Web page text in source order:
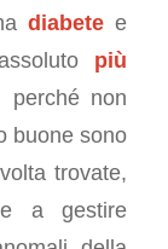
diabete e
più
perché non
buone sono
trovate,
a gestire